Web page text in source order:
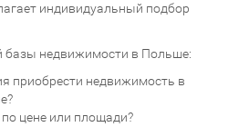
индивидуальный подбор
недвижимости в Польше:
приобрести недвижимость в
цене или площади?